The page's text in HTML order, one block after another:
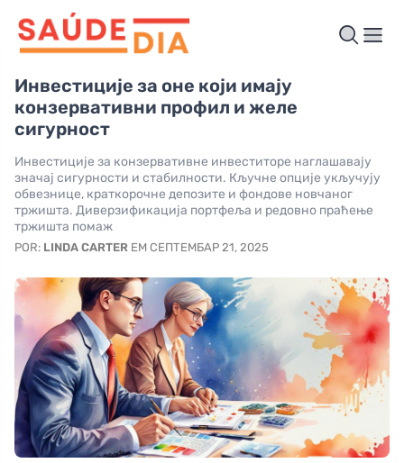
Инвестиције за оне који имају
конзервативни профил и желе
сигурност
Инвестиције за конзервативне инвеститоре наглашавају
значај сигурности и стабилности. Кључне опције укључују
обвезнице, краткорочне депозите и фондове новчаног
тржишта. Диверзификација портфеља и редовно праћење
тржишта помаж
POR: LINDA CARTER EM СЕПТЕМБАР 21, 2025